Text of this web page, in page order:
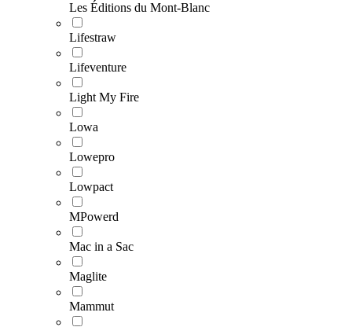
Les Éditions du Mont-Blanc
Lifestraw
Lifeventure
Light My Fire
Lowa
Lowepro
Lowpact
MPowerd
Mac in a Sac
Maglite
Mammut